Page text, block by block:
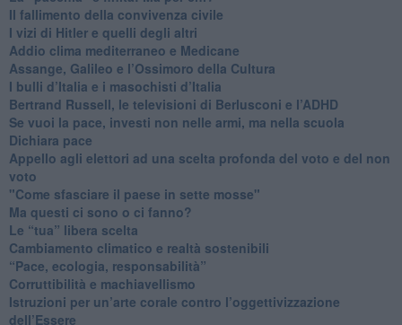
​Il fallimento della convivenza civile
​I vizi di Hitler e quelli degli altri
Addio clima mediterraneo e Medicane
​Assange, Galileo e l’Ossimoro della Cultura
​I bulli d’Italia e i masochisti d’Italia
​Bertrand Russell, le televisioni di Berlusconi e l’ADHD
​Se vuoi la pace, investi non nelle armi, ma nella scuola
​Dichiara pace
​Appello agli elettori ad una scelta profonda del voto e del non
voto
"Come sfasciare il paese in sette mosse"
​Ma questi ci sono o ci fanno?
​Le “tua” libera scelta
Cambiamento climatico e realtà sostenibili
“Pace, ecologia, responsabilità”
​Corruttibilità e machiavellismo
Istruzioni per un’arte corale contro l’oggettivizzazione
dell’Essere